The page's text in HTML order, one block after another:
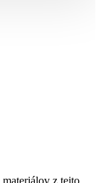
z tejto